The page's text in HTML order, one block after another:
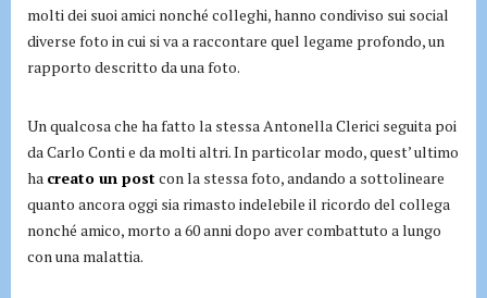
molti dei suoi amici nonché colleghi, hanno condiviso sui social
diverse foto in cui si va a raccontare quel legame profondo, un
rapporto descritto da una foto.
Un qualcosa che ha fatto la stessa Antonella Clerici seguita poi
da Carlo Conti e da molti altri. In particolar modo, quest’ ultimo
ha creato un post con la stessa foto, andando a sottolineare
quanto ancora oggi sia rimasto indelebile il ricordo del collega
nonché amico, morto a 60 anni dopo aver combattuto a lungo
con una malattia.